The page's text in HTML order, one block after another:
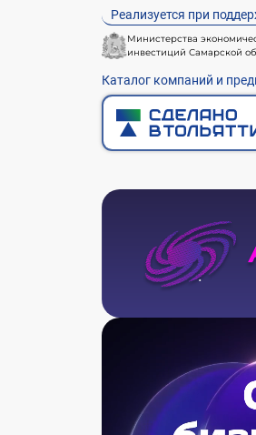
Реализуется при
Министерства
инвестиций Самарской
Каталог компаний и